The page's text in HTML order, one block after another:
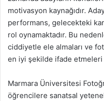
motivasyon kaynağıdır.
performans, gelecekteki
rol oynamaktadır. Bu
ciddiyetle ele almaları ve
en iyi şekilde ifade etmeleri
Marmara Üniversitesi
öğrencilere sanatsal